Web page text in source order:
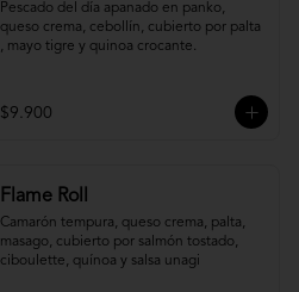
Pescado del día apanado en panko,
queso crema, cebollín, cubierto por palta
, mayo tigre y quinoa crocante.
$9.900
Flame Roll
Camarón tempura, queso crema, palta,
masago, cubierto por salmón tostado,
ciboulette, quínoa y salsa unagi